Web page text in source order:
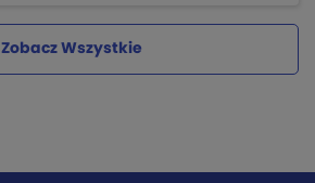
Zobacz Wszystkie